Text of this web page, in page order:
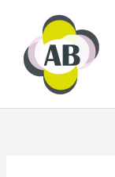
contenido